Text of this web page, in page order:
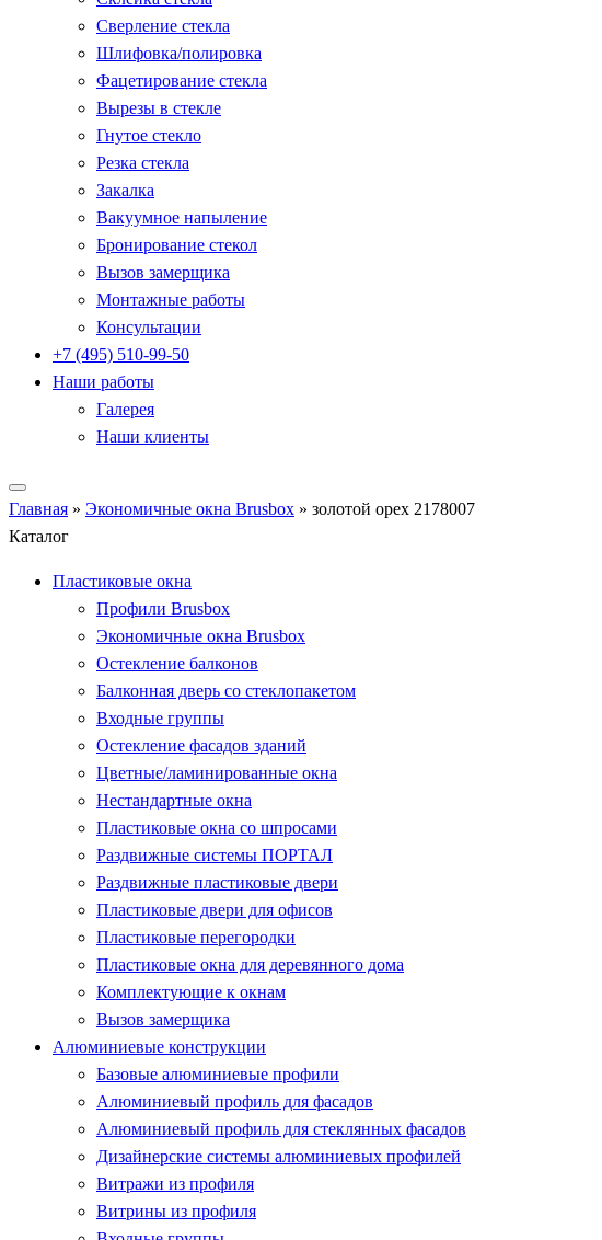
Сверление стекла
Шлифовка/полировка
Фацетирование стекла
Вырезы в стекле
Гнутое стекло
Резка стекла
Закалка
Вакуумное напыление
Бронирование стекол
Вызов замерщика
Монтажные работы
Консультации
+7 (495) 510-99-50
Наши работы
Галерея
Наши клиенты
Главная » Экономичные окна Brusbox » золотой орех 2178007
Каталог
Пластиковые окна
Профили Brusbox
Экономичные окна Brusbox
Остекление балконов
Балконная дверь со стеклопакетом
Входные группы
Остекление фасадов зданий
Цветные/ламинированные окна
Нестандартные окна
Пластиковые окна со шпросами
Раздвижные системы ПОРТАЛ
Раздвижные пластиковые двери
Пластиковые двери для офисов
Пластиковые перегородки
Пластиковые окна для деревянного дома
Комплектующие к окнам
Вызов замерщика
Алюминиевые конструкции
Базовые алюминиевые профили
Алюминиевый профиль для фасадов
Алюминиевый профиль для стеклянных фасадов
Дизайнерские системы алюминиевых профилей
Витражи из профиля
Витрины из профиля